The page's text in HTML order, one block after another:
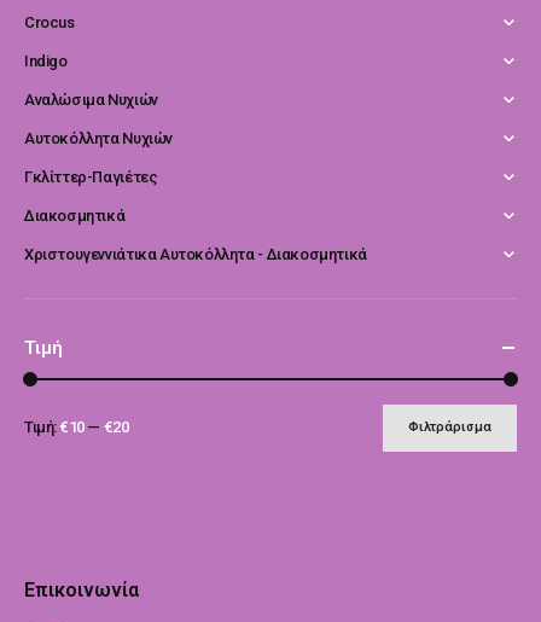
Crocus
Indigo
Αναλώσιμα Νυχιών
Αυτοκόλλητα Νυχιών
Γκλίττερ-Παγιέτες
Διακοσμητικά
Χριστουγεννιάτικα Αυτοκόλλητα - Διακοσμητικά
Τιμή
Φιλτράρισμα
Τιμή: €10— €20
Επικοινωνία